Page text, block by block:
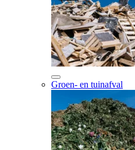
Groen- en tuinafval